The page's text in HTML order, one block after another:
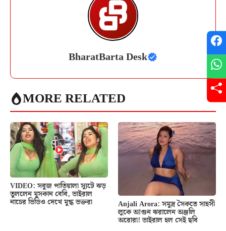
BharatBarta Desk
MORE RELATED
VIDEO: সবুজ পাতিয়ালা স্যুটে ঝড়
তুললেন মুসকান বেবি, ভাইরাল
নাচের ভিডিও দেখে মুগ্ধ ভক্তরা Anjali Arora: সমুদ্র সৈকতে সাহসী
লুকে আগুন ঝরালেন অঞ্জলি
অরোরা! ভাইরাল হল সেই ছবি